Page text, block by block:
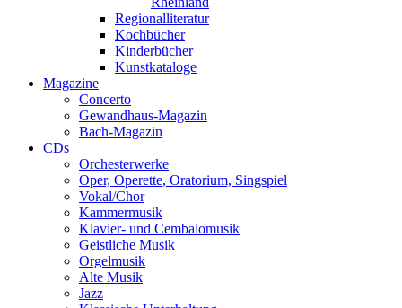
Regionalliteratur
Kochbücher
Kinderbücher
Kunstkataloge
Magazine
Concerto
Gewandhaus-Magazin
Bach-Magazin
CDs
Orchesterwerke
Oper, Operette, Oratorium, Singspiel
Vokal/Chor
Kammermusik
Klavier- und Cembalomusik
Geistliche Musik
Orgelmusik
Alte Musik
Jazz